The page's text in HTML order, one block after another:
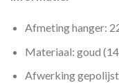
Afmeting hanger:
Materiaal: goud
Afwerking gepolijst